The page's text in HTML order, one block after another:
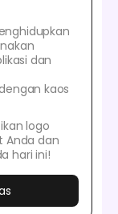
dan
kaos
logo
Anda dan
hari ini!